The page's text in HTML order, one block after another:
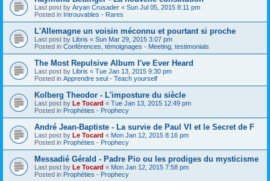
Last post by Aryan Crusader « Sun Jul 05, 2015 8:11 pm
Posted in Introuvables - Rares
L'Allemagne un voisin méconnu et pourtant si proche
Last post by Libris « Sun Mar 29, 2015 3:07 pm
Posted in Conférences, témoignages - Meeting, testimonials
The Most Repulsive Album I've Ever Heard
Last post by Libris « Tue Jan 13, 2015 9:30 pm
Posted in Apprendre seul - Teach yourself
Kolberg Theodor - L'imposture du siècle
Last post by Le Tocard « Tue Jan 13, 2015 12:49 pm
Posted in Prophéties - Prophecy
André Jean-Baptiste - La survie de Paul VI et le Secret de F
Last post by Le Tocard « Mon Jan 12, 2015 8:16 pm
Posted in Prophéties - Prophecy
Messadié Gérald - Padre Pio ou les prodiges du mysticisme
Last post by Le Tocard « Mon Jan 12, 2015 7:58 pm
Posted in Prophéties - Prophecy